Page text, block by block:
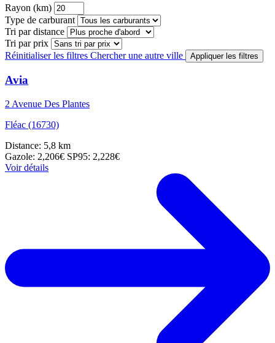
Rayon (km)
Type de carburant
Tri par distance
Tri par prix
Réinitialiser les filtres Chercher une autre ville Appliquer les filtres
Avia
2 Avenue Des Plantes
Fléac (16730)
Distance: 5,8 km
Gazole: 2,206€ SP95: 2,228€
Voir détails